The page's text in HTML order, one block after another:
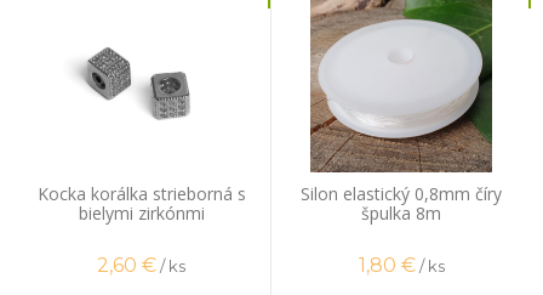
Kocka korálka strieborná s
bielymi zirkónmi
2,60 €/ ks
Silon elastický 0,8mm číry
špulka 8m
1,80 € / ks